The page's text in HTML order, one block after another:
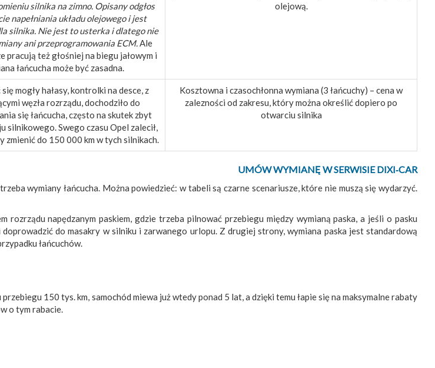
silnika na zimno. Opisany odgłos
napełniania układu olejowego i jest
silnika. Nie jest to usterka i dlatego nie
ani przeprogramowania ECM.Ale
pracują też głośniej na biegu jałowym i
łańcucha może być zasadna.
olejową.
mogły hałasy, kontrolki na desce, z
węzła rozrządu, dochodziło do
się łańcucha, często na skutek zbyt
silnikowego. Swego czasu Opel zalecił,
zmienić do 150 000 km w tych silnikach.
Kosztowna i czasochłonna wymiana (3 łańcuchy) – cena w
zalezności od zakresu, który można określić dopiero po
otwarciu silnika
UMÓW WYMIANĘ W SERWISIE DIXI‑CAR
wymiany łańcucha. Można powiedzieć: w tabeli są czarne scenariusze, które nie muszą się wydarzyć.
napędzanym paskiem, gdzie trzeba pilnować przebiegu między wymianą paska, a jeśli o pasku
do masakry w silniku i zarwanego urlopu. Z drugiej strony, wymiana paska jest standardową
łańcuchów.
150 tys. km, samochód miewa już wtedy ponad 5 lat, a dzięki temu łapie się na maksymalne rabaty
o tym rabacie.